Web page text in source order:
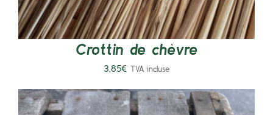
Crottin de chèvre
3,85€ TVA incluse